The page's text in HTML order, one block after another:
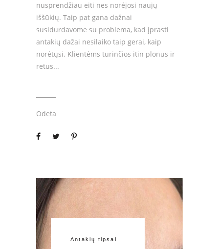
nusprendžiau eiti nes norėjosi naujų
iššūkių. Taip pat gana dažnai
susidurdavome su problema, kad įprasti
antakių dažai nesilaiko taip gerai, kaip
norėtųsi. Klientėms turinčios itin plonus ir
retus
Odeta
Antakių tipsai